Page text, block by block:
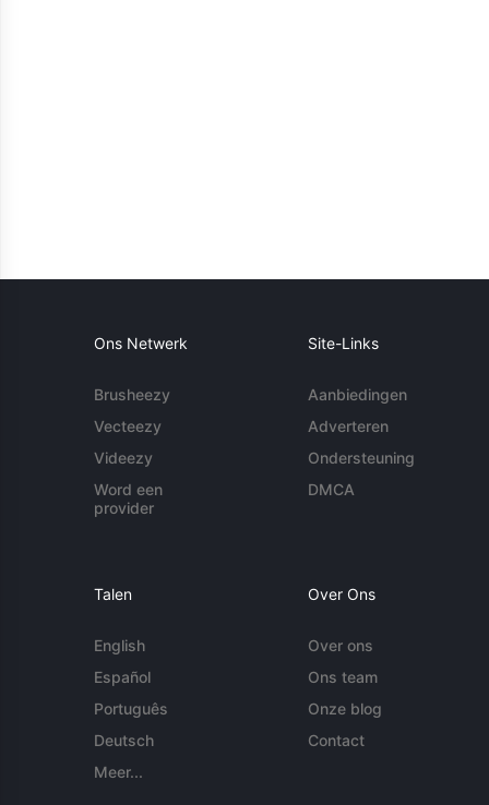
Ons Netwerk
Brusheezy
Vecteezy
Videezy
Word een
provider
Site-Links
Aanbiedingen
Adverteren
Ondersteuning
DMCA
Talen
English
Español
Português
Deutsch
Meer...
Over Ons
Over ons
Ons team
Onze blog
Contact